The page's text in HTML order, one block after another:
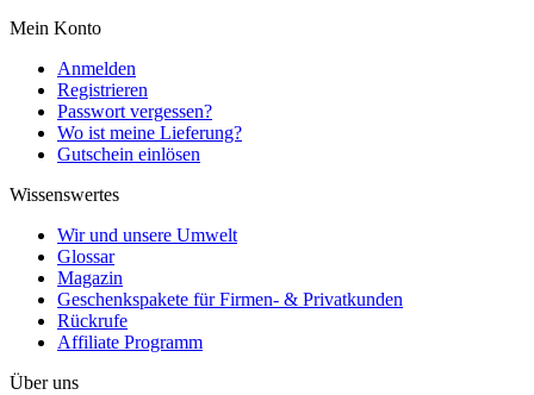
Mein Konto
Anmelden
Registrieren
Passwort vergessen?
Wo ist meine Lieferung?
Gutschein einlösen
Wissenswertes
Wir und unsere Umwelt
Glossar
Magazin
Geschenkspakete für Firmen- & Privatkunden
Rückrufe
Affiliate Programm
Über uns